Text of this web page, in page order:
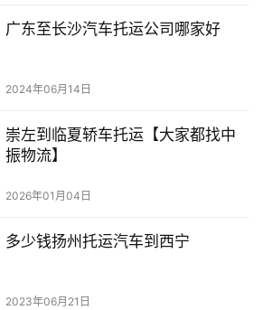
广东至长沙汽车托运公司哪家好
2024年06月14日
崇左到临夏轿车托运【大家都找中
振物流】
2026年01月04日
多少钱扬州托运汽车到西宁
2023年06月21日